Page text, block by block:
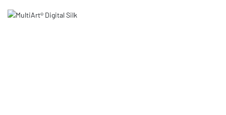
Slide 1 of 1